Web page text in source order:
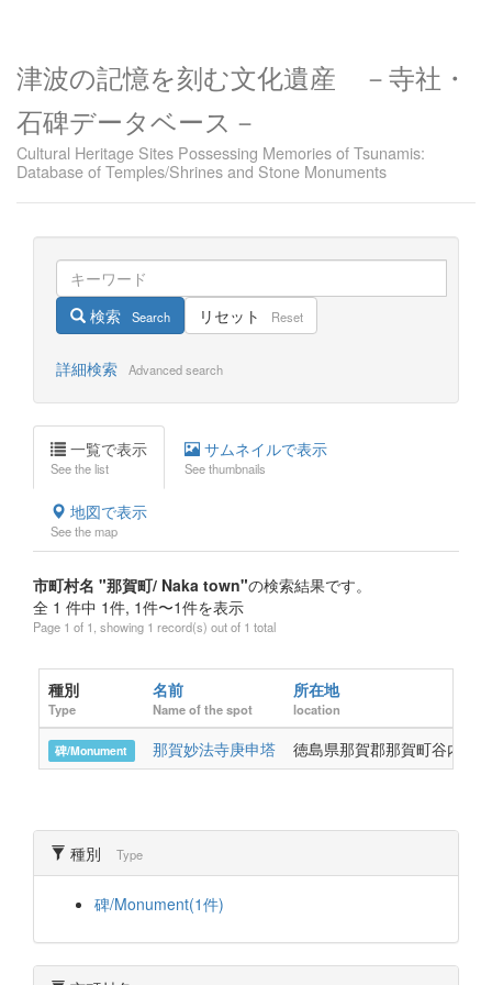
津波の記憶を刻む文化遺産 －寺社・
石碑データベース－
Cultural Heritage Sites Possessing Memories of Tsunamis:
Database of Temples/Shrines and Stone Monuments
検索 Search リセット Reset
詳細検索 Advanced search
一覧で表示
See the list
サムネイルで表示
See thumbnails
地図で表示
See the map
市町村名 "那賀町/ Naka town"の検索結果です。
全 1 件中 1件, 1件〜1件を表示
Page 1 of 1, showing 1 record(s) out of 1 total
種別
Type
名前
Name of the spot
所在地
location
碑/Monument 那賀妙法寺庚申塔 徳島県那賀郡那賀町谷内字
種別 Type
碑/Monument(1件)